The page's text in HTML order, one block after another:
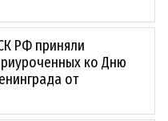
РФ приняли
ко Дню
от